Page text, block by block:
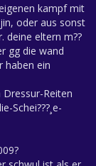
kampf mit
oder aus sonst
deine eltern m??
gg die wand
haben ein
Reiten
Schei???¸e-